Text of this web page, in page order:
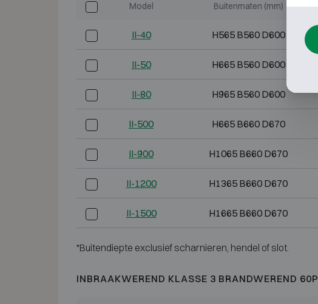
Model Buitenmaten (mm)
II-40 H565 B560 D600
II-50 H665 B560 D600
II-80 H965 B560 D600
II-500 H665 B660 D670
II-900 H1065 B660 D670
II-1200 H1365 B660 D670
II-1500 H1665 B660 D670
*Buitendiepte exclusief scharnieren, hendel of slot.
INBRAAKWEREND KLASSE 3 BRANDWEREND 60P